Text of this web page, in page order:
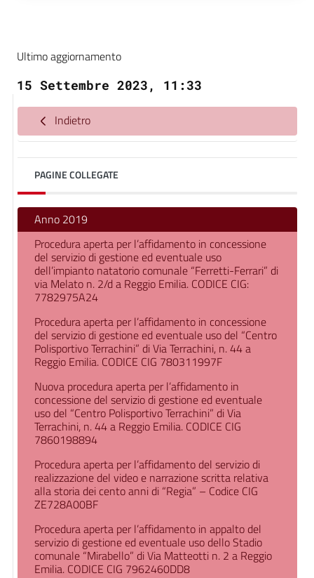
Ultimo aggiornamento
15 Settembre 2023, 11:33
Indietro
PAGINE COLLEGATE
Anno 2019
Procedura aperta per l’affidamento in concessione
del servizio di gestione ed eventuale uso
dell’impianto natatorio comunale “Ferretti-Ferrari” di
via Melato n. 2/d a Reggio Emilia. CODICE CIG:
7782975A24
Procedura aperta per l’affidamento in concessione
del servizio di gestione ed eventuale uso del “Centro
Polisportivo Terrachini” di Via Terrachini, n. 44 a
Reggio Emilia. CODICE CIG 780311997F
Nuova procedura aperta per l’affidamento in
concessione del servizio di gestione ed eventuale
uso del “Centro Polisportivo Terrachini” di Via
Terrachini, n. 44 a Reggio Emilia. CODICE CIG
7860198894
Procedura aperta per l’affidamento del servizio di
realizzazione del video e narrazione scritta relativa
alla storia dei cento anni di “Regia” – Codice CIG
ZE728A00BF
Procedura aperta per l’affidamento in appalto del
servizio di gestione ed eventuale uso dello Stadio
comunale “Mirabello” di Via Matteotti n. 2 a Reggio
Emilia. CODICE CIG 7962460DD8